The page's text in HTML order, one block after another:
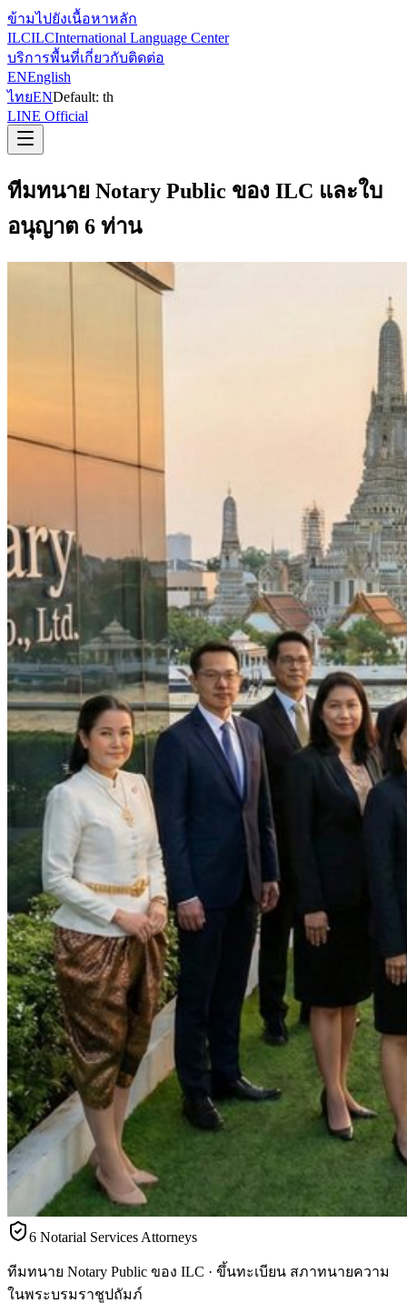
ข้ามไปยังเนื้อหาหลัก
ILCILCInternational Language Center
บริการพื้นที่เกี่ยวกับติดต่อ
ENEnglish
ไทยENDefault: th
LINE Official
ทีมทนาย Notary Public ของ ILC และใบ
อนุญาต 6 ท่าน
6 Notarial Services Attorneys
ทีมทนาย Notary Public ของ ILC · ขึ้นทะเบียน สภาทนายความ
ในพระบรมราชูปถัมภ์